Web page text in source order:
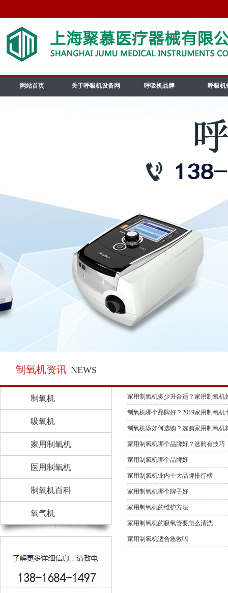
网站首页 关于呼吸机设备网 呼吸机品牌 呼吸机
制氧机资讯 NEWS
制氧机
吸氧机
家用制氧机
医用制氧机
制氧机百科
氧气机
家用制氧机多少升合适？家用制氧机
制氧机哪个品牌好？2019家用制氧机
制氧机该如何选购？选购家用制氧机
家用制氧机哪个品牌好？选购有技巧
家用制氧机哪个品牌好
家用制氧机业内十大品牌排行榜
家用制氧机哪个牌子好
家用制氧机的维护方法
家用制氧机的吸氧管要怎么清洗
家用制氧机适合急救吗